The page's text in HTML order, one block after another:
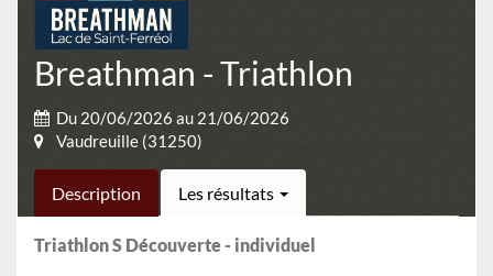
Breathman - Triathlon
Du 20/06/2026 au 21/06/2026
Vaudreuille (31250)
Description Les résultats
Triathlon S Découverte - individuel